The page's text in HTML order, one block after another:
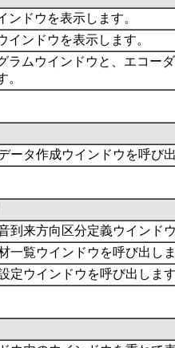
ンドウを表示します。
インドウを表示します。
ラムウインドウと、エコー
。
ータ作成ウインドウを呼び
到来方向区分定義ウインド
一覧ウインドウを呼び出し
定ウインドウを呼び出しま